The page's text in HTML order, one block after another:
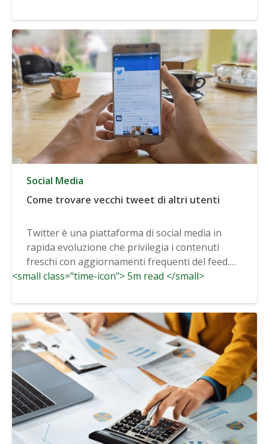
Social Media
Come trovare vecchi tweet di altri utenti
Twitter è una piattaforma di social media in
rapida evoluzione che privilegia i contenuti
freschi con aggiornamenti frequenti del feed.
Dopo...
<small class="time-icon"> 5m read </small>